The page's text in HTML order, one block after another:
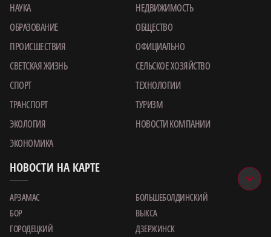
НАУКА
НЕДВИЖИМОСТЬ
ОБРАЗОВАНИЕ
ОБЩЕСТВО
ПРОИСШЕСТВИЯ
ОФИЦИАЛЬНО
СВЕТСКАЯ ЖИЗНЬ
СЕЛЬСКОЕ ХОЗЯЙСТВО
СПОРТ
ТЕХНОЛОГИИ
ТРАНСПОРТ
ТУРИЗМ
ЭКОЛОГИЯ
НОВОСТИ КОМПАНИИ
ЭКОНОМИКА
НОВОСТИ НА КАРТЕ
АРЗАМАС
БОЛЬШЕБОЛДИНСКИЙ
БОР
ВЫКСА
ГОРОДЕЦКИЙ
ДЗЕРЖИНСК